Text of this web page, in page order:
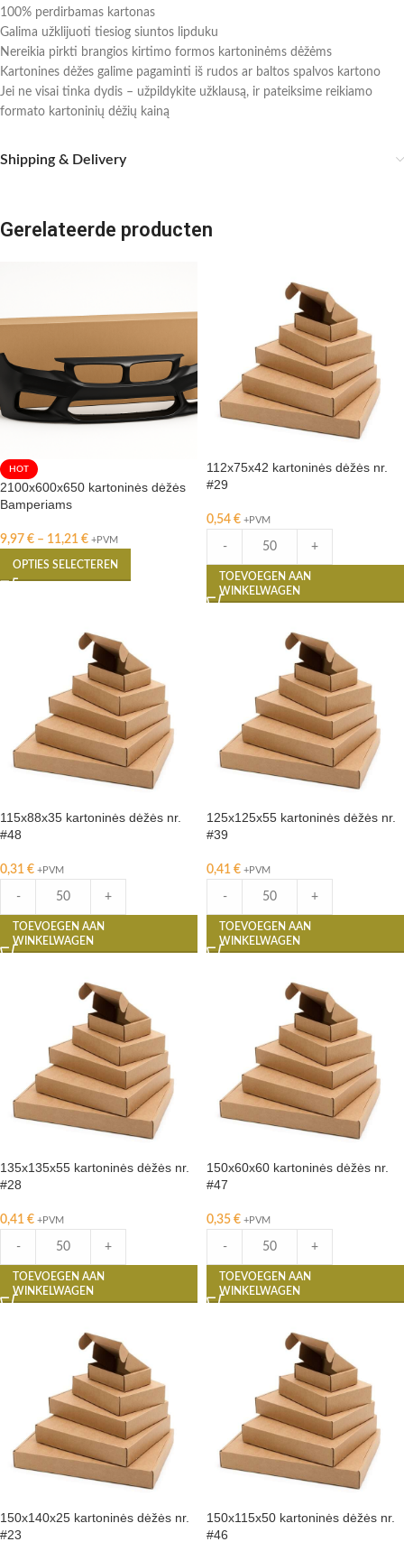
100% perdirbamas kartonas
Galima užklijuoti tiesiog siuntos lipduku
Nereikia pirkti brangios kirtimo formos kartoninėms dėžėms
Kartonines dėžes galime pagaminti iš rudos ar baltos spalvos kartono
Jei ne visai tinka dydis – užpildykite užklausą, ir pateiksime reikiamo
formato kartoninių dėžių kainą
Shipping & Delivery
Gerelateerde producten
HOT
2100x600x650 kartoninės dėžės
Bamperiams
9,97 € – 11,21 € +PVM
OPTIES SELECTEREN
112x75x42 kartoninės dėžės nr.
#29
0,54 € +PVM
- +
TOEVOEGEN AAN
WINKELWAGEN
115x88x35 kartoninės dėžės nr.
#48
0,31 € +PVM
- +
TOEVOEGEN AAN
WINKELWAGEN
125x125x55 kartoninės dėžės nr.
#39
0,41 € +PVM
- +
TOEVOEGEN AAN
WINKELWAGEN
135x135x55 kartoninės dėžės nr.
#28
0,41 € +PVM
- +
TOEVOEGEN AAN
WINKELWAGEN
150x60x60 kartoninės dėžės nr.
#47
0,35 € +PVM
- +
TOEVOEGEN AAN
WINKELWAGEN
150x140x25 kartoninės dėžės nr.
#23
150x115x50 kartoninės dėžės nr.
#46